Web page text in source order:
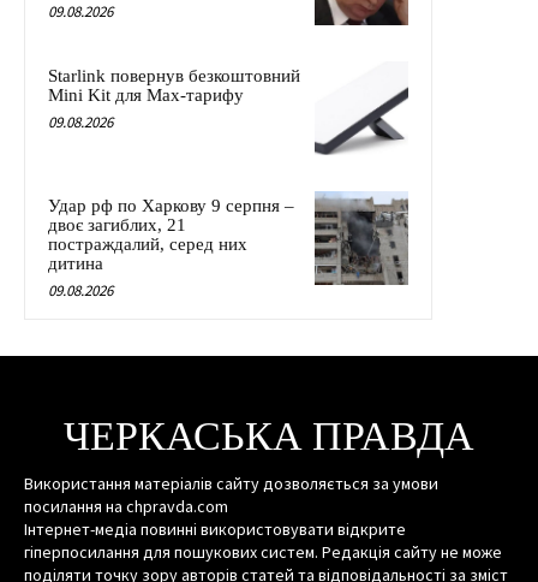
09.08.2026
Starlink повернув безкоштовний
Mini Kit для Max-тарифу
09.08.2026
Удар рф по Харкову 9 серпня –
двоє загиблих, 21
постраждалий, серед них
дитина
09.08.2026
ЧЕРКАСЬКА ПРАВДА
Використання матеріалів сайту дозволяється за умови
посилання на chpravda.com
Інтернет-медіа повинні використовувати відкрите
гіперпосилання для пошукових систем. Редакція сайту не може
поділяти точку зору авторів статей та відповідальності за зміст